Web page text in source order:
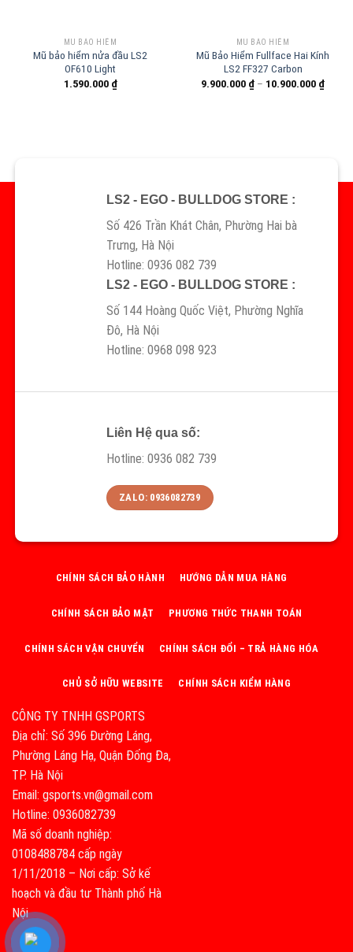
MŨ BẢO HIỂM
Mũ bảo hiểm nửa đầu LS2
OF610 Light
1.590.000 ₫
MŨ BẢO HIỂM
Mũ Bảo Hiểm Fullface Hai Kính
LS2 FF327 Carbon
9.900.000 ₫ – 10.900.000 ₫
LS2 - EGO - BULLDOG STORE :
Số 426 Trần Khát Chân, Phường Hai bà
Trưng, Hà Nội
Hotline: 0936 082 739
LS2 - EGO - BULLDOG STORE :
Số 144 Hoàng Quốc Việt, Phường Nghĩa
Đô, Hà Nội
Hotline: 0968 098 923
Liên Hệ qua số:
Hotline: 0936 082 739
ZALO: 0936082739
CÔNG TY TNHH GSPORTS
Địa chỉ: Số 396 Đường Láng,
Phường Láng Hạ, Quận Đống Đa,
TP. Hà Nội
Email: gsports.vn@gmail.com
Hotline: 0936082739
Mã số doanh nghiệp:
0108488784 cấp ngày
1/11/2018 – Nơi cấp: Sở kế
hoạch và đầu tư Thành phố Hà
Nội
CHÍNH SÁCH BẢO HÀNH HƯỚNG DẪN MUA HÀNG
CHÍNH SÁCH BẢO MẬT PHƯƠNG THỨC THANH TOÁN
CHÍNH SÁCH VẬN CHUYỂN CHÍNH SÁCH ĐỔI – TRẢ HÀNG HÓA
CHỦ SỞ HỮU WEBSITE CHÍNH SÁCH KIỂM HÀNG